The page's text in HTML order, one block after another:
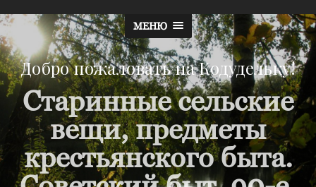
МЕНЮ
Добро пожаловать на Кодудельку!
Старинные сельские
вещи, предметы
крестьянского быта.